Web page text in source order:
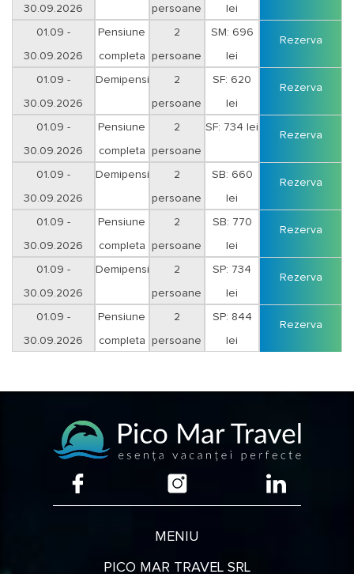
30.09.2026 persoane lei
01.09 -
30.09.2026
Pensiune
completa
2
persoane
SM: 696
lei
Rezerva
01.09 -
30.09.2026
Demipensiune 2
persoane
SF: 620
lei
Rezerva
01.09 -
30.09.2026
Pensiune
completa
2
persoane
SF: 734 lei
Rezerva
01.09 -
30.09.2026
Demipensiune 2
persoane
SB: 660
lei
Rezerva
01.09 -
30.09.2026
Pensiune
completa
2
persoane
SB: 770
lei
Rezerva
01.09 -
30.09.2026
Demipensiune 2
persoane
SP: 734
lei
Rezerva
01.09 -
30.09.2026
Pensiune
completa
2
persoane
SP: 844
lei
Rezerva
MENIU
PICO MAR TRAVEL SRL